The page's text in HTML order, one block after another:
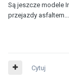
Są jeszcze modele
przejazdy asfaltem...
Cytuj